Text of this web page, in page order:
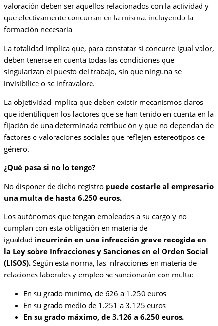
valoración deben ser aquellos relacionados con la actividad y
que efectivamente concurran en la misma, incluyendo la
formación necesaria.
La totalidad implica que, para constatar si concurre igual valor,
deben tenerse en cuenta todas las condiciones que
singularizan el puesto del trabajo, sin que ninguna se
invisibilice o se infravalore.
La objetividad implica que deben existir mecanismos claros
que identifiquen los factores que se han tenido en cuenta en la
fijación de una determinada retribución y que no dependan de
factores o valoraciones sociales que reflejen estereotipos de
género.
¿Qué pasa si no lo tengo?
No disponer de dicho registro puede costarle al empresario
una multa de hasta 6.250 euros.
Los autónomos que tengan empleados a su cargo y no
cumplan con esta obligación en materia de
igualdad incurrirán en una infracción grave recogida en
la Ley sobre Infracciones y Sanciones en el Orden Social
(LISOS). Según esta norma, las infracciones en materia de
relaciones laborales y empleo se sancionarán con multa:
En su grado mínimo, de 626 a 1.250 euros
En su grado medio de 1.251 a 3.125 euros
En su grado máximo, de 3.126 a 6.250 euros.